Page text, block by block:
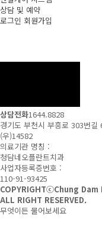
상담 및 예약
로그인 회원가입
상담전화1644.8828
경기도 부천시 부흥로 303번길
(우)14582
의료기관 명칭 :
청담네오플란트치과
사업자등록증번호 :
110-91-93425
COPYRIGHTⓒChung
ALL RIGHT RESERVED.
무엇이든 물어보세요